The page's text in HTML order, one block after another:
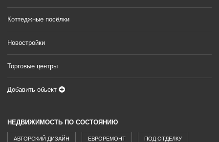
Коттеджные посёлки
Новостройки
Торговые центры
Добавить обьект
НЕДВИЖИМОСТЬ ПО СОСТОЯНИЮ
АВТОРСКИЙ ДИЗАЙН ЕВРОРЕМОНТ ПОД ОТДЕЛКУ